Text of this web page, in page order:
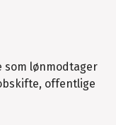
som lønmodtager
offentlige